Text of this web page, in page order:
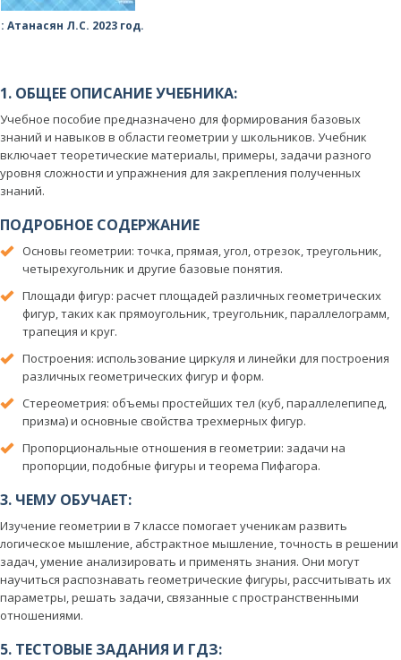
: Атанасян Л.С. 2023 год.
1. ОБЩЕЕ ОПИСАНИЕ УЧЕБНИКА:
Учебное пособие предназначено для формирования базовых
знаний и навыков в области геометрии у школьников. Учебник
включает теоретические материалы, примеры, задачи разного
уровня сложности и упражнения для закрепления полученных
знаний.
ПОДРОБНОЕ СОДЕРЖАНИЕ
Основы геометрии: точка, прямая, угол, отрезок, треугольник,
четырехугольник и другие базовые понятия.
Площади фигур: расчет площадей различных геометрических
фигур, таких как прямоугольник, треугольник, параллелограмм,
трапеция и круг.
Построения: использование циркуля и линейки для построения
различных геометрических фигур и форм.
Стереометрия: объемы простейших тел (куб, параллелепипед,
призма) и основные свойства трехмерных фигур.
Пропорциональные отношения в геометрии: задачи на
пропорции, подобные фигуры и теорема Пифагора.
3. ЧЕМУ ОБУЧАЕТ:
Изучение геометрии в 7 классе помогает ученикам развить
логическое мышление, абстрактное мышление, точность в решении
задач, умение анализировать и применять знания. Они могут
научиться распознавать геометрические фигуры, рассчитывать их
параметры, решать задачи, связанные с пространственными
отношениями.
5. ТЕСТОВЫЕ ЗАДАНИЯ И ГДЗ: